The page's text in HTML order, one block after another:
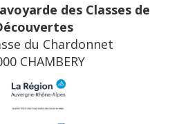
des Classes de
du Chardonnet
CHAMBERY